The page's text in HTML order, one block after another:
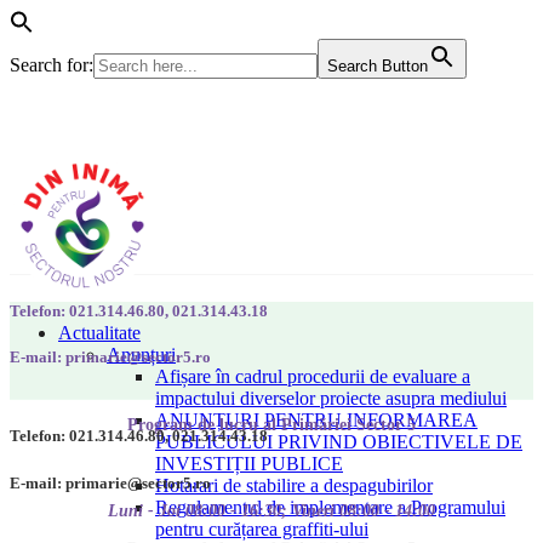
Search for: Search Button
Actualitate
Anunțuri
Afișare în cadrul procedurii de evaluare a
impactului diverselor proiecte asupra mediului
ANUNȚURI PENTRU INFORMAREA
PUBLICULUI PRIVIND OBIECTIVELE DE
INVESTIȚII PUBLICE
Hotarari de stabilire a despagubirilor
Regulamentul de implementare a Programului
pentru curățarea graffiti-ului
Telefon: 021.314.46.80, 021.314.43.18
E-mail: primarie@sector5.ro
Program de lucru al Primăriei Sector 5
Luni - Joi 08:00 - 16:30; Vineri 08:00 - 14:00
Telefon: 021.314.46.80, 021.314.43.18
E-mail: primarie@sector5.ro